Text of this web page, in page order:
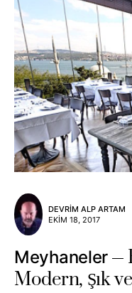
DEVRIM ALP ARTAM
EKIM 18, 2017
Meyhaneler
Modern, Şık